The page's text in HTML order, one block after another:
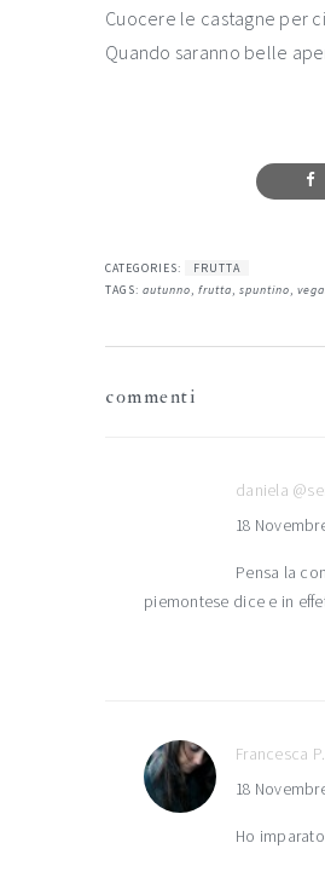
Cuocere le castagne per
Quando saranno belle
CATEGORIES:
FRUTTA
TAGS: autunno, frutta, spuntino,
del
commenti
daniela
18
Pensa la
piemontese dice e in
Francesca P.
18
Ho